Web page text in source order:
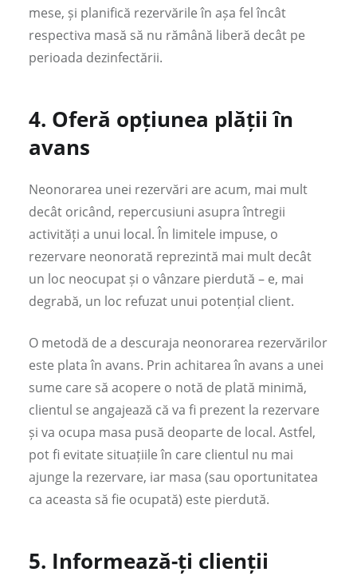
mese, și planifică rezervările în așa fel încât
respectiva masă să nu rămână liberă decât pe
perioada dezinfectării.
4. Oferă opțiunea plății în
avans
Neonorarea unei rezervări are acum, mai mult
decât oricând, repercusiuni asupra întregii
activități a unui local. În limitele impuse, o
rezervare neonorată reprezintă mai mult decât
un loc neocupat și o vânzare pierdută – e, mai
degrabă, un loc refuzat unui potențial client.
O metodă de a descuraja neonorarea rezervărilor
este plata în avans. Prin achitarea în avans a unei
sume care să acopere o notă de plată minimă,
clientul se angajează că va fi prezent la rezervare
și va ocupa masa pusă deoparte de local. Astfel,
pot fi evitate situațiile în care clientul nu mai
ajunge la rezervare, iar masa (sau oportunitatea
ca aceasta să fie ocupată) este pierdută.
5. Informează-ți clienții